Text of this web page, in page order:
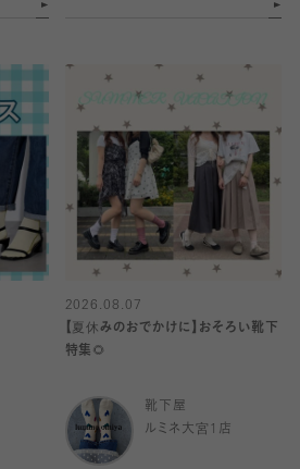
2026.08.07
【夏休みのおでかけに】おそろい靴下
特集🌻
靴下屋
ルミネ大宮1店